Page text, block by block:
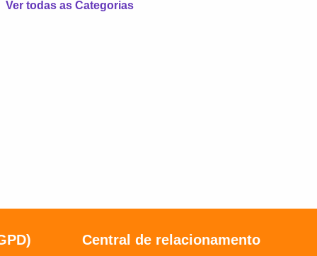
Ver todas as Categorias
Central de relacionamento